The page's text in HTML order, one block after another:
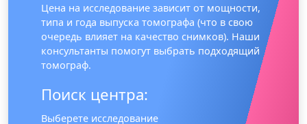
Цена на исследование зависит от мощности,
типа и года выпуска томографа (что в свою
очередь влияет на качество снимков). Наши
консультанты помогут выбрать подходящий
томограф.
Поиск центра:
Выберете исследование